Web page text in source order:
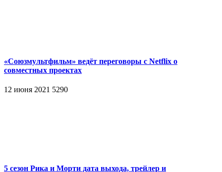
«Союзмультфильм» ведёт переговоры с Netflix о
совместных проектах
12 июня 2021 5290
5 сезон Рика и Морти дата выхода, трейлер и